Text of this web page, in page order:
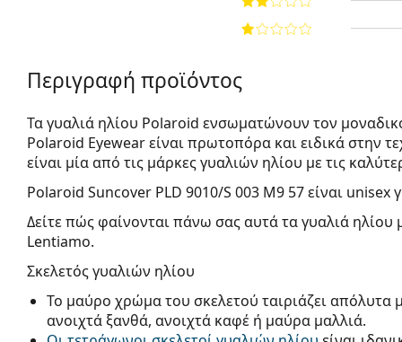
Περιγραφή προϊόντος
Τα γυαλιά ηλίου Polaroid ενσωματώνουν τον
Polaroid Eyewear είναι πρωτοπόρα και ειδικά στην
είναι μία από τις μάρκες γυαλιών ηλίου με τις
Polaroid Suncover PLD 9010/S 003 M9 57είναι unisex
Δείτε πώς φαίνονται πάνω σας αυτά τα γυαλιά ηλίου
Lentiamo.
Σκελετός γυαλιών ηλίου
Το μαύρο χρώμα του σκελετού ταιριάζει
ανοιχτά ξανθά, ανοιχτά καφέ ή μαύρα μαλλιά.